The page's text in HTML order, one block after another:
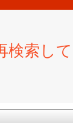
検索し